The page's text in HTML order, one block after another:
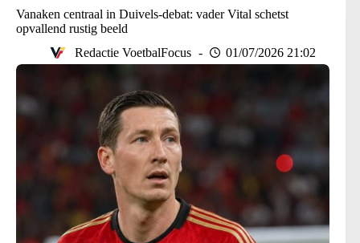
Vanaken centraal in Duivels-debat: vader Vital schetst
opvallend rustig beeld
Redactie VoetbalFocus
01/07/2026 21:02